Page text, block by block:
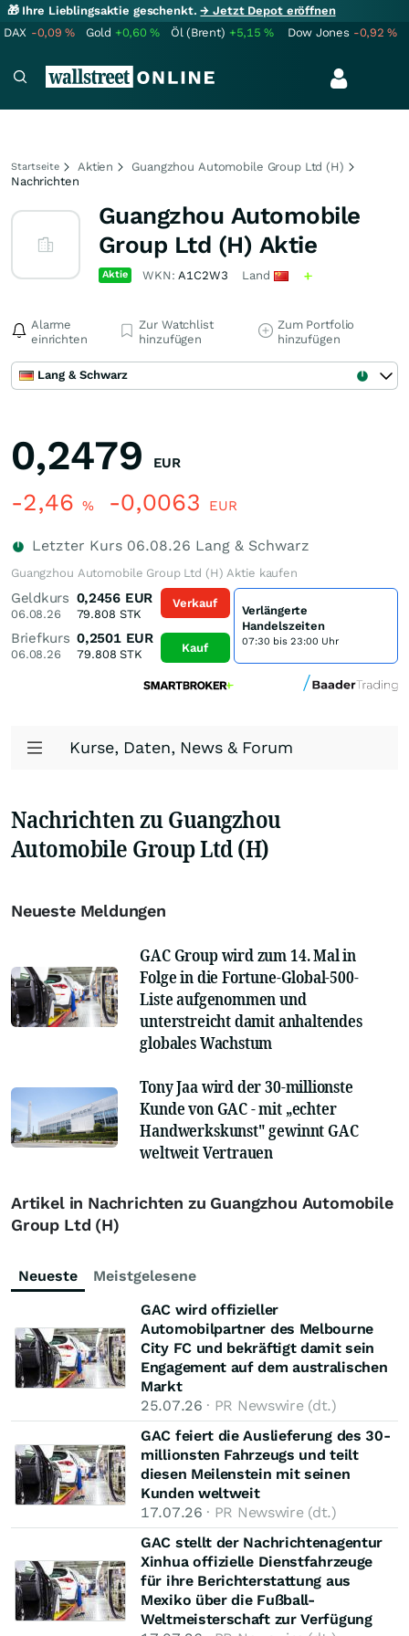
🎁 Ihre Lieblingsaktie geschenkt.→ Jetzt Depot eröffnen
DAX -0,09% Gold +0,60% Öl (Brent) +5,15% Dow Jones -0,92%
Startseite Aktien
Guangzhou Automobile Group Ltd (H)
Nachrichten
Guangzhou Automobile
Group Ltd (H) Aktie
Aktie WKN:A1C2W3 Land
Alarme
einrichten
Zur Watchlist
hinzufügen
Zum Portfolio
hinzufügen
Lang & Schwarz
0,2479 EUR
-2,46 % -0,0063 EUR
Letzter Kurs 06.08.26 Lang & Schwarz
Guangzhou Automobile Group Ltd (H) Aktie kaufen
Geldkurs
06.08.26
0,2456 EUR
79.808 STK
Briefkurs
06.08.26
0,2501 EUR
79.808 STK
Verkauf
Kauf
Verlängerte
Handelszeiten
07:30 bis 23:00 Uhr
Kurse, Daten, News & Forum
Nachrichten zu Guangzhou
Automobile Group Ltd (H)
Neueste Meldungen
GAC Group wird zum 14. Mal in
Folge in die Fortune-Global-500-
Liste aufgenommen und
unterstreicht damit anhaltendes
globales Wachstum
Tony Jaa wird der 30-millionste
Kunde von GAC - mit „echter
Handwerkskunst" gewinnt GAC
weltweit Vertrauen
Artikel in Nachrichten zu Guangzhou Automobile
Group Ltd (H)
Neueste
Meistgelesene
GAC wird offizieller
Automobilpartner des Melbourne
City FC und bekräftigt damit sein
Engagement auf dem australischen
Markt
25.07.26 · PR Newswire (dt.)
GAC feiert die Auslieferung des 30-
millionsten Fahrzeugs und teilt
diesen Meilenstein mit seinen
Kunden weltweit
17.07.26 · PR Newswire (dt.)
GAC stellt der Nachrichtenagentur
Xinhua offizielle Dienstfahrzeuge
für ihre Berichterstattung aus
Mexiko über die Fußball-
Weltmeisterschaft zur Verfügung